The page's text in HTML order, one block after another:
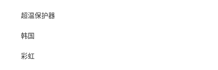
超温保护器
韩国
彩虹